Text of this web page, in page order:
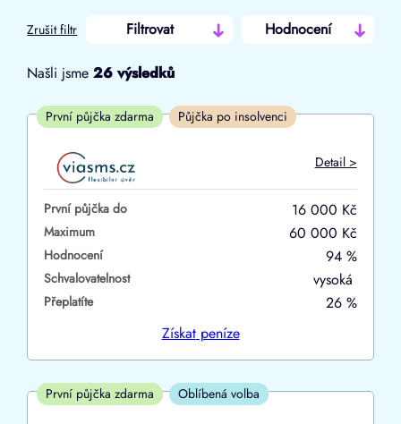
Zrušit filtr Filtrovat Hodnocení
Od
První půjčka zdarma
–
ano
ne
ano
ne
Našli jsme26 výsledků
První půjčka zdarma Půjčka po insolvenci
Detail >
První půjčka do 16 000 Kč
Maximum 60 000 Kč
Hodnocení 94 %
Schvalovatelnost vysoká
Přeplatíte
26 %
Získatpeníze
První půjčka zdarma Oblíbená volba